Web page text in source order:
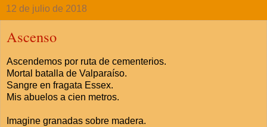
12 de julio de 2018
Ascenso
Ascendemos por ruta de cementerios.
Mortal batalla de Valparaíso.
Sangre en fragata Essex.
Mis abuelos a cien metros.
Imagine granadas sobre madera.